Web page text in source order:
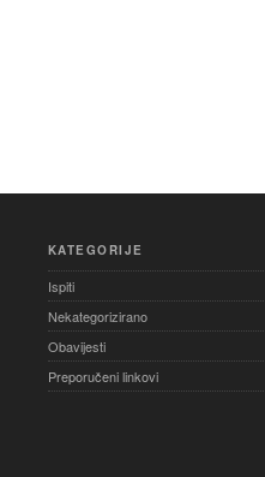
KATEGORIJE
Ispiti
Nekategorizirano
Obavijesti
Preporučeni linkovi